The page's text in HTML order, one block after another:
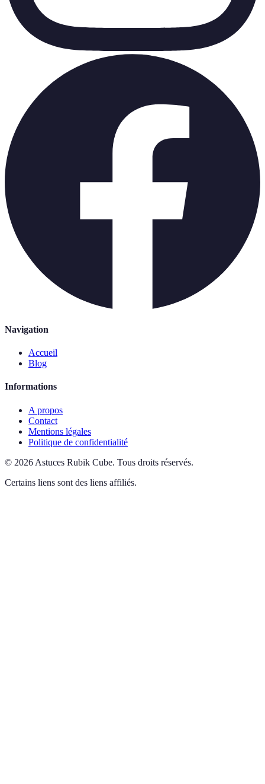
Navigation
Accueil
Blog
Informations
A propos
Contact
Mentions légales
Politique de confidentialité
© 2026 Astuces Rubik Cube. Tous droits réservés.
Certains liens sont des liens affiliés.